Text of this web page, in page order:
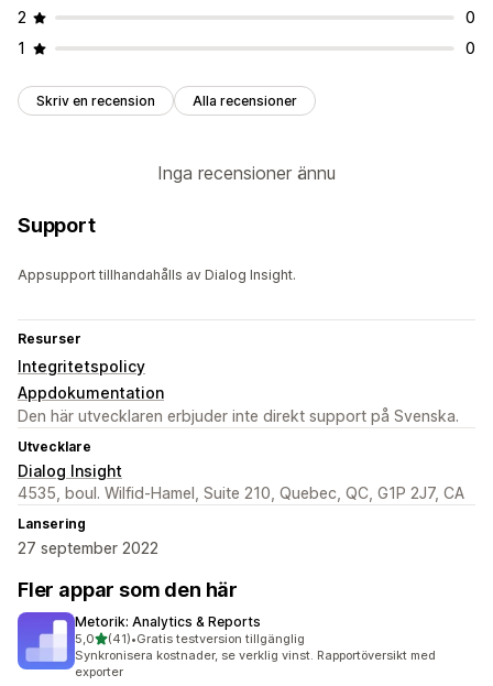
2
0
1
0
Skriv en recension Alla recensioner
Inga recensioner ännu
Support
Appsupport tillhandahålls av Dialog Insight.
Resurser
Integritetspolicy
Appdokumentation
Den här utvecklaren erbjuder inte direkt support på Svenska.
Utvecklare
Dialog Insight
4535, boul. Wilfid-Hamel, Suite 210, Quebec, QC, G1P 2J7, CA
Lansering
27 september 2022
Fler appar som den här
Metorik: Analytics & Reports
5,0av 5 stjärnor
(41)
41 recensioner totalt
•Gratis testversion tillgänglig
Synkronisera kostnader, se verklig vinst. Rapportöversikt med
exporter